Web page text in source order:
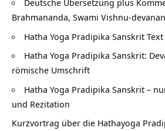
Deutsche Übersetzung plus
Brahmananda, Swami Vishnu-
Hatha Yoga Pradipika Sanskrit
Hatha Yoga Pradipika Sanskrit:
römische Umschrift
Hatha Yoga Pradipika Sanskrit –
und Rezitation
Kurzvortrag über die Hathayoga